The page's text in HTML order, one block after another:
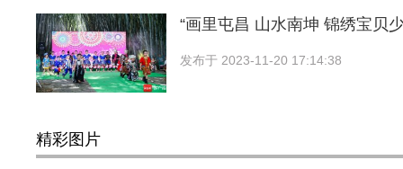
“画里屯昌 山水南坤 锦绣宝贝
发布于 2023-11-20 17:14:38
精彩图片